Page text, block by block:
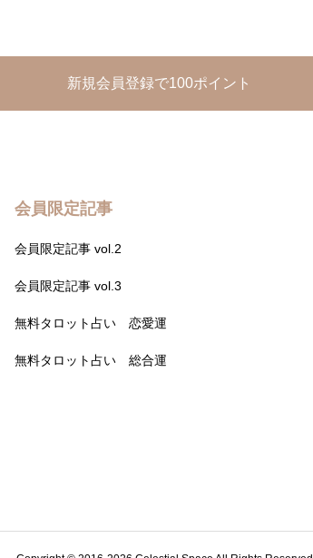
新規会員登録で100ポイント
会員限定記事
会員限定記事 vol.2
会員限定記事 vol.3
無料タロット占い 恋愛運
無料タロット占い 総合運